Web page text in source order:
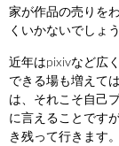
家が作品の売りを
くいかないでしょう
近年はpixivなど広
できる場も増えて
は、それこそ自己
に言えることです
き残って行きます